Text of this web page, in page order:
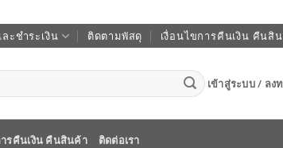
ะชำระเงิน ติดตามพัสดุ เงื่อนไขการคืนเงิน คืนสิ
เข้าสู่ระบบ / ลง
ารคืนเงิน คืนสินค้า ติดต่อเรา